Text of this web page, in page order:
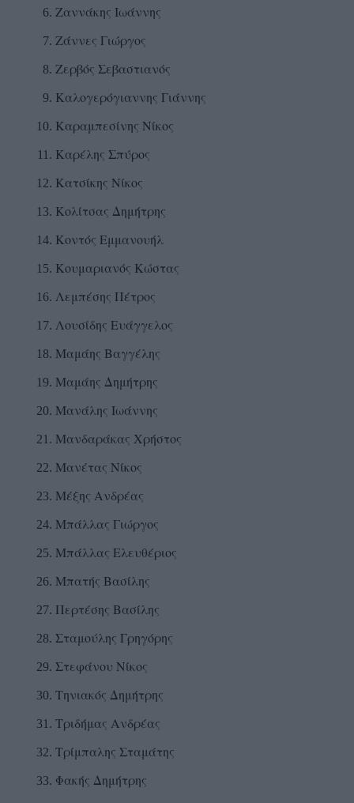
Ζαννάκης Ιωάννης
Ζάννες Γιώργος
Ζερβός Σεβαστιανός
Καλογερόγιαννης Γιάννης
Καραμπεσίνης Νίκος
Καρέλης Σπύρος
Κατσίκης Νίκος
Κολίτσας Δημήτρης
Κοντός Εμμανουήλ
Κουμαριανός Κώστας
Λεμπέσης Πέτρος
Λουσίδης Ευάγγελος
Μαμάης Βαγγέλης
Μαμάης Δημήτρης
Μανάλης Ιωάννης
Μανδαράκας Χρήστος
Μανέτας Νίκος
Μέξης Ανδρέας
Μπάλλας Γιώργος
Μπάλλας Ελευθέριος
Μπατής Βασίλης
Περτέσης Βασίλης
Σταμούλης Γρηγόρης
Στεφάνου Νίκος
Τηνιακός Δημήτρης
Τριδήμας Ανδρέας
Τρίμπαλης Σταμάτης
Φακής Δημήτρης